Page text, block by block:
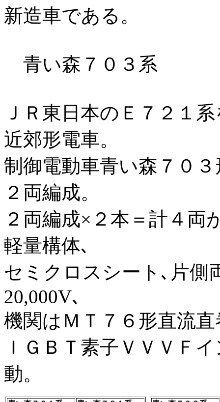
新造車である。
青い森７０３系
ＪＲ東日本のＥ７２１
近郊形電車。
制御電動車青い森７０
２両編成。
２両編成×２本＝計４両
軽量構体､
セミクロスシート､片側
20,000V､
機関はＭＴ７６形直流
ＩＧＢＴ素子ＶＶＶＦ
動。